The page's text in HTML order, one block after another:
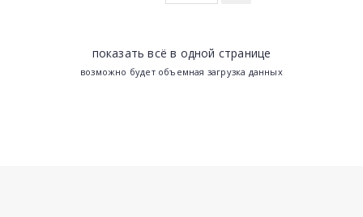
показать всё в одной странице
возможно будет объемная загрузка данных